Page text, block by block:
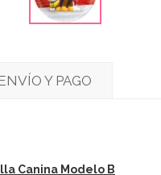
Y PAGO
Canina Modelo B